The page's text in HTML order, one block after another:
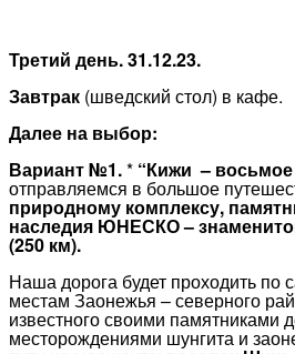
Третий день. 31.12.23.
Завтрак (шведский стол) в кафе.
Далее на выбор:
Вариант №1.* “Кижи – восьмое
отправляемся в большое
природному комплексу,
наследия ЮНЕСКО –
(250 км).
Наша дорога будет проходить
местам Заонежья – северного
известного своими памятниками
месторождениями шунгита и